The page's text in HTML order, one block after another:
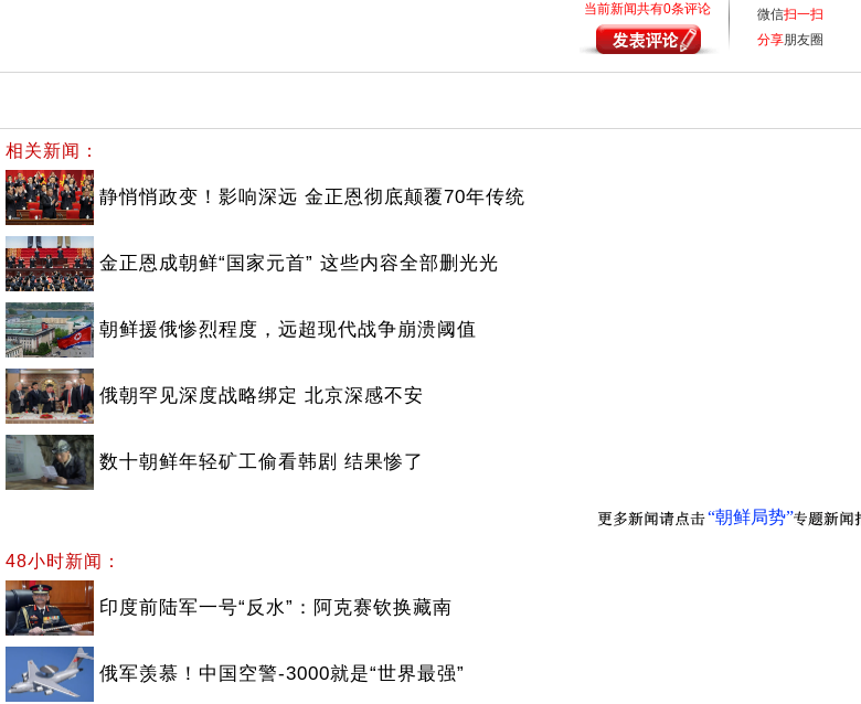
当前新闻共有0条评论 微信扫一扫
分享朋友圈
相关新闻：
静悄悄政变！影响深远 金正恩彻底颠覆70年传统
金正恩成朝鲜“国家元首” 这些内容全部删光光
朝鲜援俄惨烈程度，远超现代战争崩溃阈值
俄朝罕见深度战略绑定 北京深感不安
数十朝鲜年轻矿工偷看韩剧 结果惨了
“朝鲜局势”
48小时新闻：
印度前陆军一号“反水”：阿克赛钦换藏南
俄军羡慕！中国空警-3000就是“世界最强”